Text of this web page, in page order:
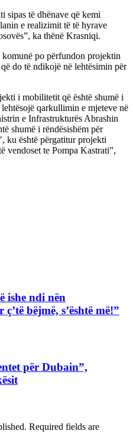
sipas të dhënave që kemi
e realizimit të të hyrave
ka thënë Krasniqi.
po përfundon projektin
do të ndikojë në lehtësimin për
i mobilitetit që është shumë i
qarkullimin e mjeteve në
e Infrastrukturës Abrashin
shumë i rëndësishëm për
ku është përgatitur projekti
vendoset te Pompa Kastrati”,
ishe ndi nën
bëjmë, s’është më!”
për Dubain”,
Required fields are